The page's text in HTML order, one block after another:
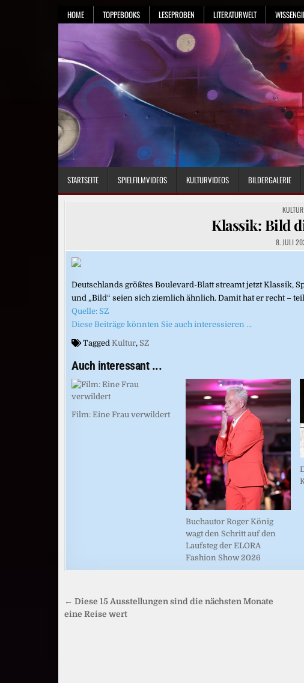
HOME TOPPEBOOKS LESEPROBEN LITERATURWELT
STARTSEITE SPIELFILMVIDEOS KULTURVIDEOS BILDERGALERIE
POSTED
IN
KULTUR
Klassik: Bild
8. JULI
Deutschlands größtes Boulevard-Blatt streamt jetzt Klassik,
und „Bild“ seien sich ziemlich ähnlich. Damit hat er recht –
Quelle: SZ
Diese Beiträge könnten Sie auch interessieren …
Tagged Kultur, SZ
Auch interessant ...
Film: Eine Frau verwildert
Buchautor Roger König
wagt den Schritt auf den
Laufsteg der ELORA
Fashion Show 2026
Beitragsnavigation
← Diese 15 Ausstellungen sind die nächsten Monate
eine Reise wert